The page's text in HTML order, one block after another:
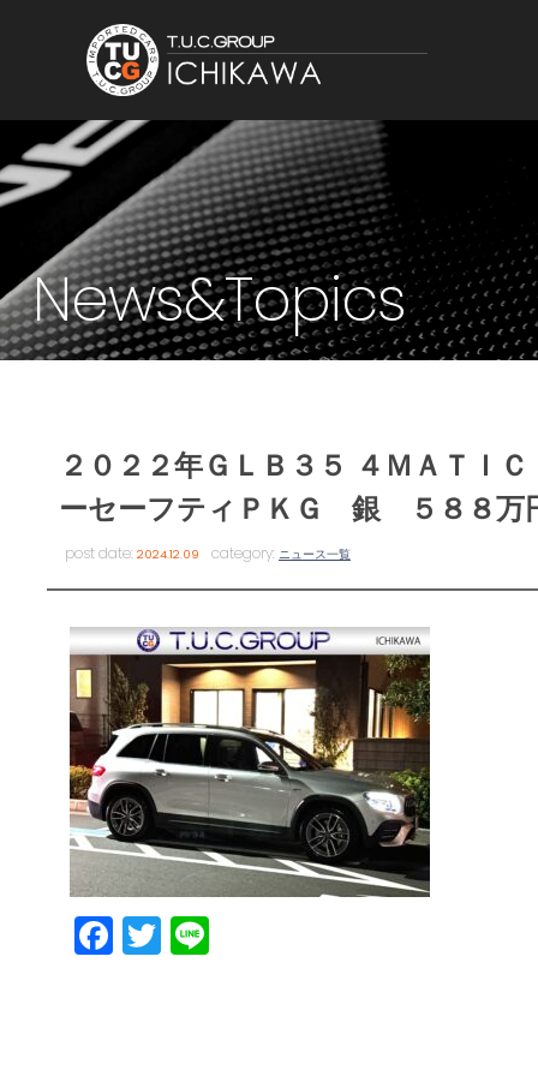
News&Topics
２０２２年ＧＬＢ３５ ４ＭＡＴＩ
ーセーフティＰＫＧ 銀 ５８８万
post date:2024.12.09 category: ニュース一覧
Facebook
Twitter